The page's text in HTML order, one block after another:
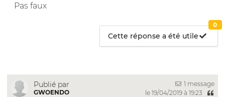
Pas faux
Cette réponse a été utile
0
Publié par
GWOENDO
1 message
le 19/04/2019 à 19:23